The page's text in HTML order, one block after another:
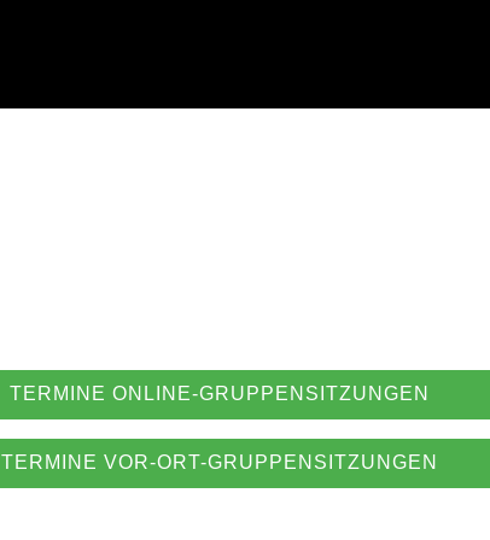
TERMINE ONLINE-GRUPPENSITZUNGEN
TERMINE VOR-ORT-GRUPPENSITZUNGEN